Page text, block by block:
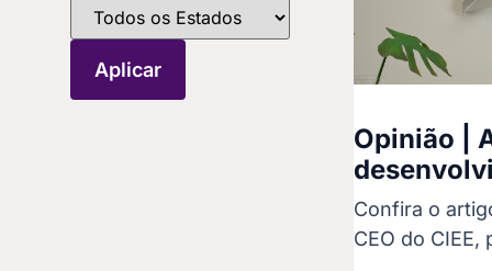
Opinião |
Confira o
CEO do